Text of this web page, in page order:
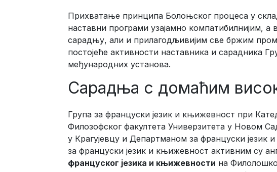
Прихватање принципа Болоњског процеса у
наставни програми узајамно компатибилнијим,
сарадњу, али и прилагодљивијим све бржим
постојеће активности наставника и сарадника
међународних установа.
Сарадња с домаћим
Група за француски језик и књижевност при
Филозофског факултета Универзитета у Новом
у Крагујевцу и Департманом за француски
за француски језик и књижевност активним су
француског језика и књижевности на